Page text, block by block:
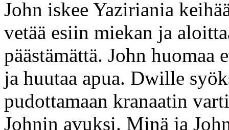
John iskee Yaziriania
vetää esiin miekan ja
päästämättä. John huomaa
ja huutaa apua. Dwille
pudottamaan kranaatin
Johnin avuksi. Minä ja